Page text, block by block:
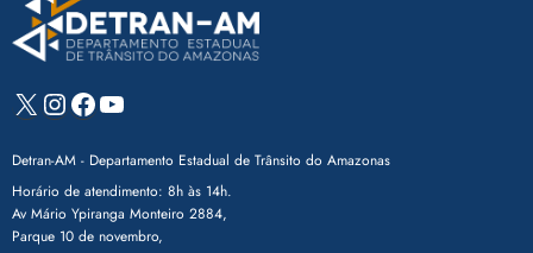
X Instagram
Facebook
Youtube
Detran-AM - Departamento Estadual de Trânsito do Amazonas
Horário de atendimento: 8h às 14h.
Av Mário Ypiranga Monteiro 2884,
Parque 10 de novembro,